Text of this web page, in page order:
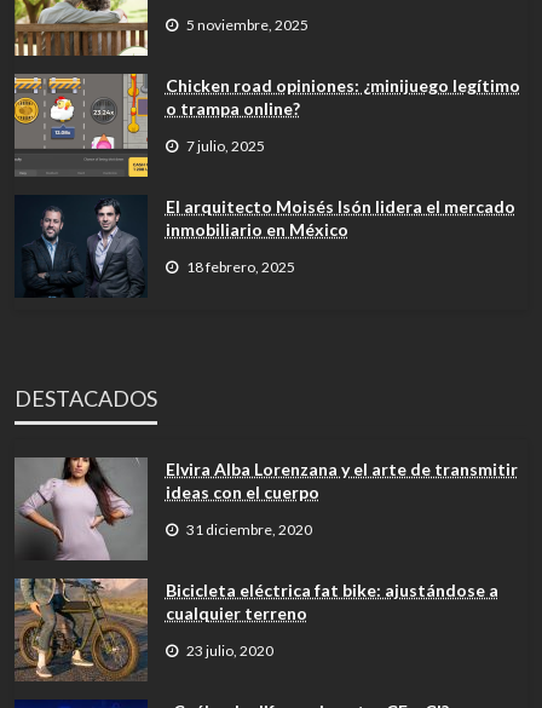
5 noviembre, 2025
Chicken road opiniones: ¿minijuego legítimo
o trampa online?
7 julio, 2025
El arquitecto Moisés Isón lidera el mercado
inmobiliario en México
18 febrero, 2025
DESTACADOS
Elvira Alba Lorenzana y el arte de transmitir
ideas con el cuerpo
31 diciembre, 2020
Bicicleta eléctrica fat bike: ajustándose a
cualquier terreno
23 julio, 2020